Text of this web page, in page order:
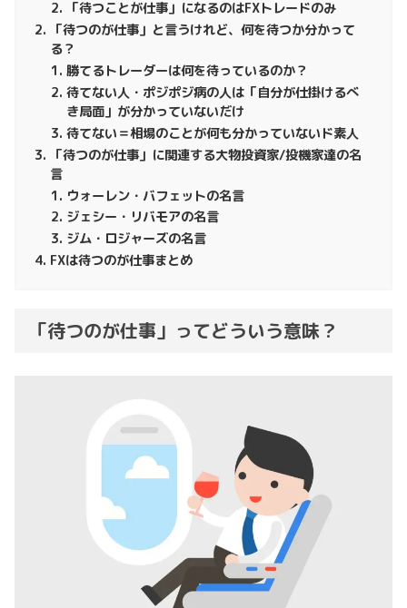
「待つことが仕事」になるのはFXトレードのみ
「待つのが仕事」と言うけれど、何を待つか分かって
る？
勝てるトレーダーは何を待っているのか？
待てない人・ポジポジ病の人は「自分が仕掛けるべ
き局面」が分かっていないだけ
待てない＝相場のことが何も分かっていないド素人
「待つのが仕事」に関連する大物投資家/投機家達の名
言
ウォーレン・バフェットの名言
ジェシー・リバモアの名言
ジム・ロジャーズの名言
FXは待つのが仕事まとめ
「待つのが仕事」ってどういう意味？